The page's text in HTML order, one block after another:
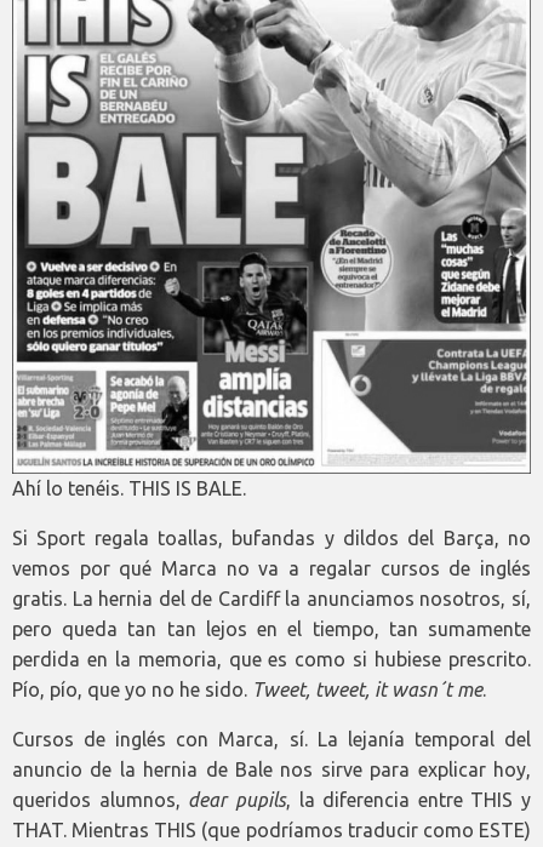
Ahí lo tenéis. THIS IS BALE.
Si Sport regala toallas, bufandas y dildos del Barça, no
vemos por qué Marca no va a regalar cursos de inglés
gratis. La hernia del de Cardiff la anunciamos nosotros, sí,
pero queda tan tan lejos en el tiempo, tan sumamente
perdida en la memoria, que es como si hubiese prescrito.
Pío, pío, que yo no he sido. Tweet, tweet, it wasn´t me.
Cursos de inglés con Marca, sí. La lejanía temporal del
anuncio de la hernia de Bale nos sirve para explicar hoy,
queridos alumnos, dear pupils, la diferencia entre THIS y
THAT. Mientras THIS (que podríamos traducir como ESTE)